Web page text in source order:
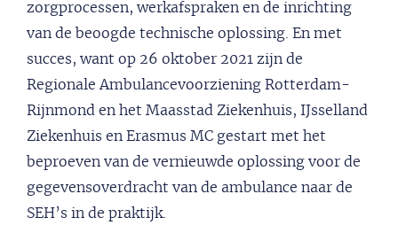
zorgprocessen, werkafspraken en de inrichting
van de beoogde technische oplossing. En met
succes, want op 26 oktober 2021 zijn de
Regionale Ambulancevoorziening Rotterdam-
Rijnmond en het Maasstad Ziekenhuis, IJsselland
Ziekenhuis en Erasmus MC gestart met het
beproeven van de vernieuwde oplossing voor de
gegevensoverdracht van de ambulance naar de
SEH’s in de praktijk.